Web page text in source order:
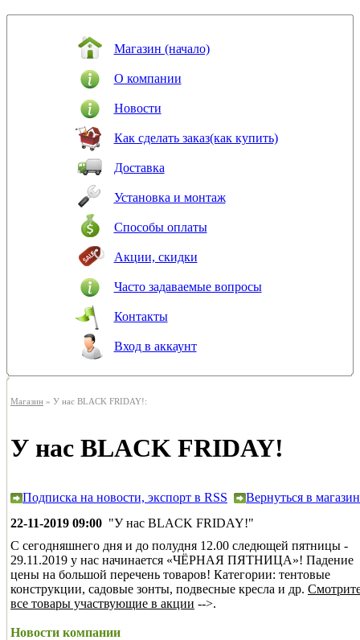
Магазин (начало)
О компании
Новости
Как сделать заказ(как купить)
Доставка
Установка и монтаж
Способы оплаты
Акции, скидки
Часто задаваемые вопросы
Контакты
Вход в аккаунт
Магазин » У нас BLACK FRIDAY!:
У нас BLACK FRIDAY!
Подписка на новости, экспорт в RSS
Вернуться в магазин
22-11-2019 09:00 "У нас BLACK FRIDAY!"
С сегодняшнего дня и до полудня 12.00 следющей пятницы -
29.11.2019 у нас начинается «ЧЁРНАЯ ПЯТНИЦА»! Падение
цены на большой перечень товаров! Категории: тентовые
конструкции, садовые зонты, подвесные кресла и др.
все товары участвующие в акции -->.
Новости компании